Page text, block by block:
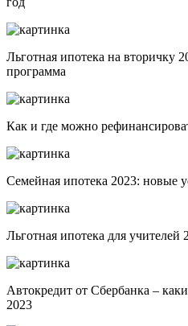
Льготная ипотека на вторичку
программа
Как и где можно
Семейная ипотека 2023: новые
Льготная ипотека для учителей
Автокредит от Сбербанка –
2023